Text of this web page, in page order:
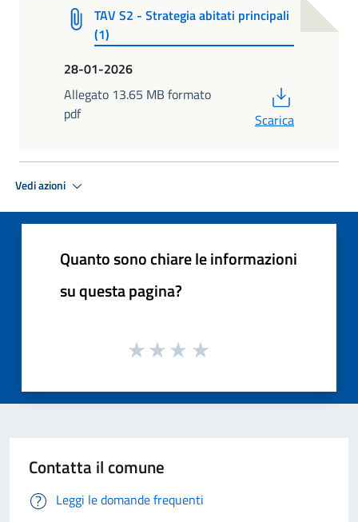
TAV S2 - Strategia abitati principali
(1)
28-01-2026
Allegato 13.65 MB formato
pdf
Scarica
Vedi azioni
Quanto sono chiare le informazioni
su questa pagina?
Contatta il comune
Leggi le domande frequenti